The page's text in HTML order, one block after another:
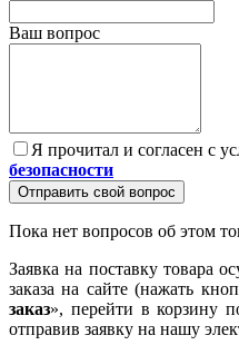
Ваш вопрос
Я прочитал и согласен с
безопасности
Отправить свой вопрос
Пока нет вопросов об этом
Заявка на поставку товара
заказа на сайте (нажать
заказ», перейти в корзину
отправив заявку на нашу